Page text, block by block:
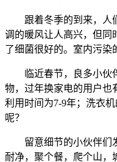
跟着冬季的到来，人
调的暖风让人高兴，但同
了细菌很好的。室内污染
临近春节，良多小伙
物，过年换家电的用户也
利用时间为7-9年；洗衣
呢？
留意细节的小伙伴们
耐净，聚个餐，爬个山，